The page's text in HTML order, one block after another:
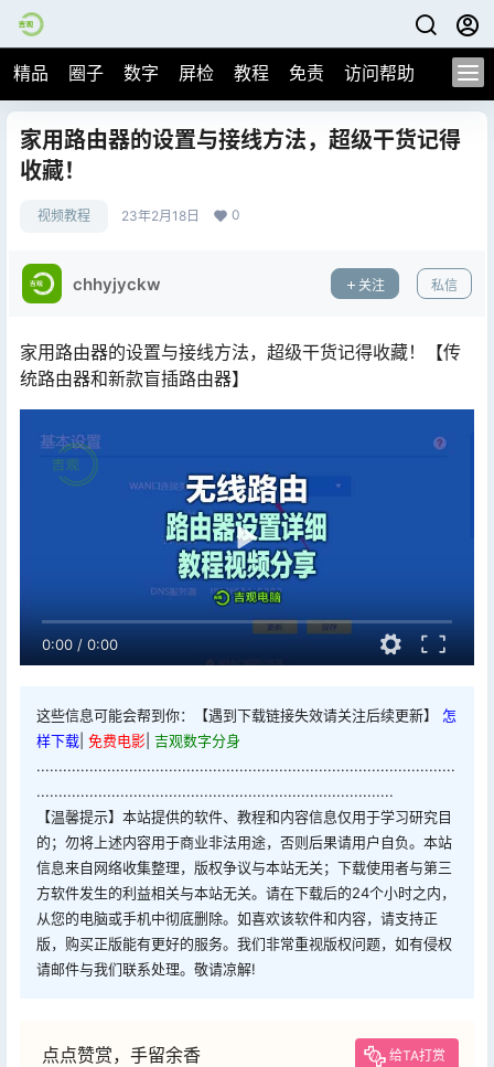
精品 圈子 数字 屏检 教程 免责 访问帮助
家用路由器的设置与接线方法，超级干货记得
收藏！
视频教程 23年2月18日 0
chhyjyckw 关注 私信
家用路由器的设置与接线方法，超级干货记得收藏！【传
统路由器和新款盲插路由器】
0:00 / 0:00
这些信息可能会帮到你：【遇到下载链接失效请关注后续更新】 怎
样下载 免费电影 吉观数字分身
...............................................................................................
.................................................................................
【温馨提示】本站提供的软件、教程和内容信息仅用于学习研究目
的；勿将上述内容用于商业非法用途，否则后果请用户自负。本站
信息来自网络收集整理，版权争议与本站无关；下载使用者与第三
方软件发生的利益相关与本站无关。请在下载后的24个小时之内，
从您的电脑或手机中彻底删除。如喜欢该软件和内容，请支持正
版，购买正版能有更好的服务。我们非常重视版权问题，如有侵权
请邮件与我们联系处理。敬请凉解!
点点赞赏，手留余香 给TA打赏